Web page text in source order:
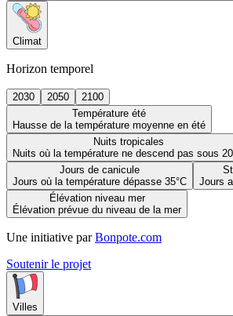
Climat
Horizon temporel
2030 2050
2100
Température été
Hausse de la température moyenne en été
Nuits tropicales
Nuits où la température ne descend pas sous
Jours de canicule
Jours où la température dépasse 35°C
Jours
Élévation niveau mer
Élévation prévue du niveau de la mer
Une initiative par Bonpote.com
Soutenir le projet
Villes